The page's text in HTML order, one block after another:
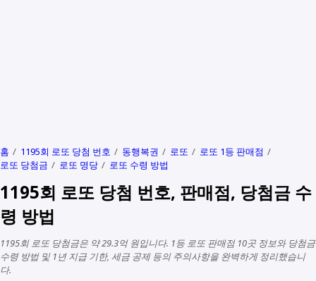
홈 1195회 로또 당첨 번호 동행복권 로또
로또 1등 판매점
로또 당첨금
로또 명당 로또 수령 방법
1195회 로또 당첨 번호, 판매점, 당첨금 수
령 방법
1195회 로또 당첨금은 약 29.3억 원입니다. 1등 로또 판매점 10곳 정보와 당첨금
수령 방법 및 1년 지급 기한, 세금 공제 등의 주의사항을 완벽하게 정리했습니
다.